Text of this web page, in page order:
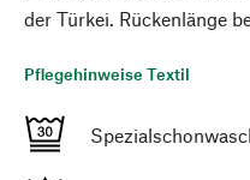
der Türkei. Rückenlänge
Pflegehinweise Textil